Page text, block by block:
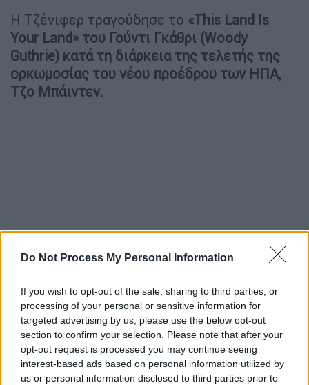
Do Not Process My Personal Information
If you wish to opt-out of the sale, sharing to third parties, or
processing of your personal or sensitive information for
targeted advertising by us, please use the below opt-out
section to confirm your selection. Please note that after your
opt-out request is processed you may continue seeing
interest-based ads based on personal information utilized by
us or personal information disclosed to third parties prior to
Η Τζένιφερ τραγούδησε το «This Land Is
Your Land» του Γούντι Γκάθρι (Woody
Guthrie) κατά τη διάρκεια της τελετής της
ορκωμοσίας του νέου προέδρου των ΗΠΑ,
Τζο Μπάιντεν.